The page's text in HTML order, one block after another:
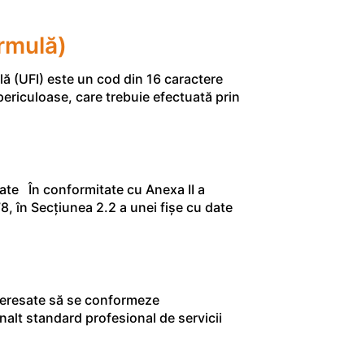
(UFI) este un cod din 16 caractere
care trebuie efectuată prin
În conformitate cu Anexa II a
în Secțiunea 2.2 a unei fișe cu date
să se conformeze
standard profesional de servicii